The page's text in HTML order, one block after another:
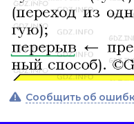
Сообщить об